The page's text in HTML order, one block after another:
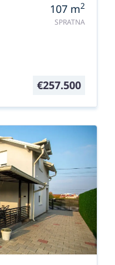
107 m2
SPRATNA
€257.500